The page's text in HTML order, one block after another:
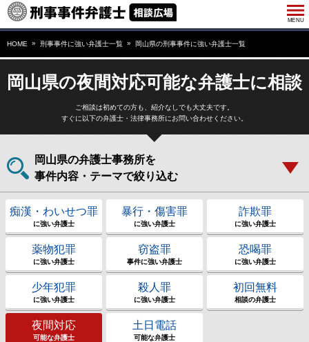
HOME 刑事事件に強い弁護士一覧 岡山県の刑事事件に強い弁護士一覧
岡山県の夜間対応可能な弁護士に相談
ご相談は初めての方も、紹介なしでも大丈夫です。
すぐに以下の弁護士・法律事務所にお問い合わせください。
岡山県の弁護士事務所を
事件内容・テーマで絞り込む
痴漢・わいせつ罪
に強い弁護士
暴行・傷害罪
に強い弁護士
詐欺罪
に強い弁護士
薬物犯罪
に強い弁護士
窃盗罪
事件に強い弁護士
恐喝罪
に強い弁護士
少年犯罪
に強い弁護士
殺人罪
に強い弁護士
初回無料
相談の弁護士
夜間対応
可能な弁護士
土日電話
可能な弁護士